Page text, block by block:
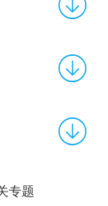
专题